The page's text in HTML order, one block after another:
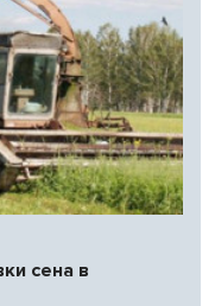
сена в